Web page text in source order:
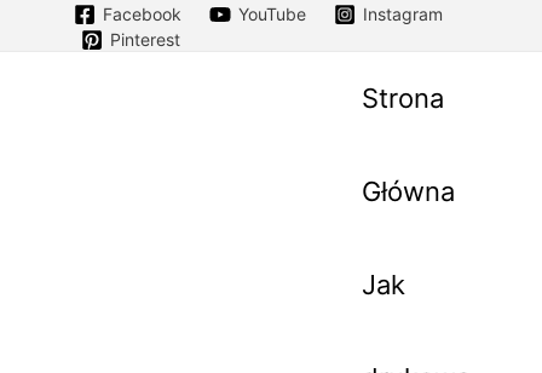
Facebook YouTube
Instagram
Pinterest
Strona
Główna
Jak